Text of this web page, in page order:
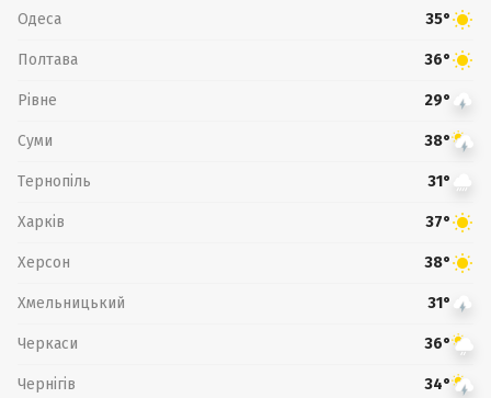
Одеса 35°
Полтава 36°
Рівне 29°
Суми 38°
Тернопіль 31°
Харків 37°
Херсон 38°
Хмельницький 31°
Черкаси 36°
Чернігів 34°